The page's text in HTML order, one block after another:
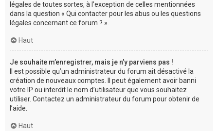
légales de toutes sortes, à l’exception de celles mentionnées
dans la question « Qui contacter pour les abus ou les questions
légales concernant ce forum ? ».
Haut
Je souhaite m’enregistrer, mais je n’y parviens pas !
Il est possible qu’un administrateur du forum ait désactivé la
création de nouveaux comptes. Il peut également avoir banni
votre IP ou interdit le nom d’utilisateur que vous souhaitez
utiliser. Contactez un administrateur du forum pour obtenir de
l’aide.
Haut